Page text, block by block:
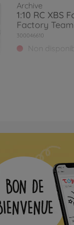
Archive
1:10 RC XBS
Factory Team
300046610
Non
1:10 RC XBS
300046620
Non
Archive
1:10 RC XBS